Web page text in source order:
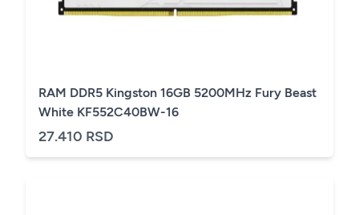
RAM DDR5 Kingston 16GB 5200MHz Fury Beast
White KF552C40BW-16
27.410 RSD